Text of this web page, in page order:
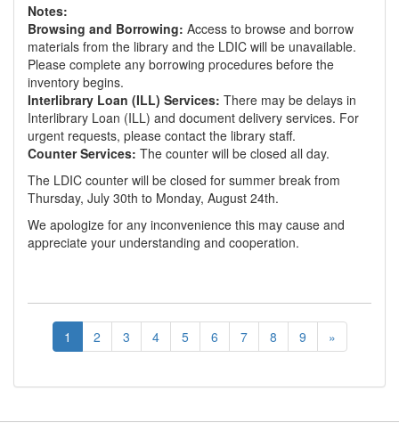
Notes:
Browsing and Borrowing: Access to browse and borrow
materials from the library and the LDIC will be unavailable.
Please complete any borrowing procedures before the
inventory begins.
Interlibrary Loan (ILL) Services: There may be delays in
Interlibrary Loan (ILL) and document delivery services. For
urgent requests, please contact the library staff.
Counter Services: The counter will be closed all day.
The LDIC counter will be closed for summer break from
Thursday, July 30th to Monday, August 24th.
We apologize for any inconvenience this may cause and
appreciate your understanding and cooperation.
1 2 3 4 5 6 7 8 9 »